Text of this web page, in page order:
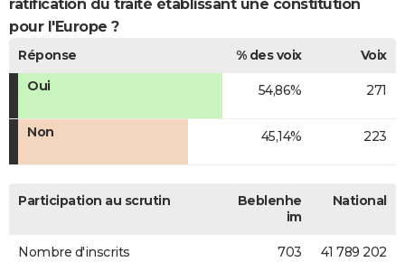
ratification du traité établissant une constitution
pour l'Europe ?
Réponse % des voix
Voix
Oui
54,86% 271
Non 45,14% 223
Participation au scrutin
Beblenhe
im
National
Nombre d'inscrits 703 41 789 202